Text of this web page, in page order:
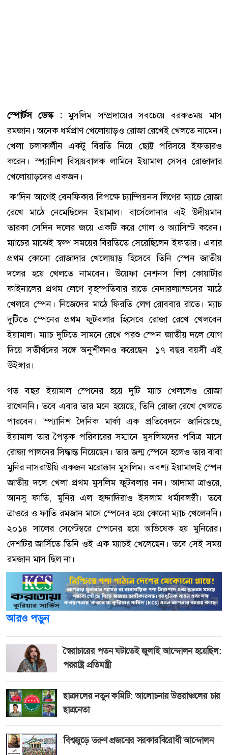
স্পোর্টস ডেস্ক :মুসলিম সম্প্রদায়ের সবচেয়ে বরকতময় মাস
রমজান। অনেক ধর্মপ্রাণ খেলোয়াড়ও রোজা রেখেই খেলতে নামেন।
খেলা চলাকালীন একটু বিরতি নিয়ে ছোট্ট পরিসরে ইফতারও
করেন। স্প্যানিশ বিস্ময়বালক লামিনে ইয়ামাল সেসব রোজাদার
খেলোয়াড়দের একজন।
ক’দিন আগেই বেনফিকার বিপক্ষে চ্যাম্পিয়নস লিগের ম্যাচে রোজা
রেখে মাঠে নেমেছিলেন ইয়ামাল। বার্সেলোনার এই উদীয়মান
তারকা সেদিন দলের জয়ে একটি করে গোল ও অ্যাসিস্ট করেন।
ম্যাচের মাঝেই স্বল্প সময়ের বিরতিতে সেরেছিলেন ইফতার। এবার
প্রথম কোনো রোজাদার খেলোয়াড় হিসেবে তিনি স্পেন জাতীয়
দলের হয়ে খেলতে নামবেন। উয়েফা নেশনস লিগ কোয়ার্টার
ফাইনালের প্রথম লেগে বৃহস্পতিবার রাতে নেদারল্যান্ডসের মাঠে
খেলবে স্পেন। নিজেদের মাঠে ফিরতি লেগ রোববার রাতে। ম্যাচ
দুটিতে স্পেনের প্রথম ফুটবলার হিসেবে রোজা রেখে খেলবেন
ইয়ামাল। ম্যাচ দুটিতে সামনে রেখে পরশু স্পেন জাতীয় দলে যোগ
দিয়ে সতীর্থদের সঙ্গে অনুশীলনও করেছেন ১৭ বছর বয়সী এই
উইঙ্গার।
গত বছর ইয়ামাল স্পেনের হয়ে দুটি ম্যাচ খেললেও রোজা
রাখেননি। তবে এবার তার মনে হয়েছে, তিনি রোজা রেখে খেলতে
পারবেন। স্প্যানিশ দৈনিক মার্কা এক প্রতিবেদনে জানিয়েছে,
ইয়ামাল তার পৈতৃক পরিবারের সম্মানে মুসলিমদের পবিত্র মাসে
রোজা পালনের সিদ্ধান্ত নিয়েছেন। তার জন্ম স্পেনে হলেও তার বাবা
মুনির নাসরাউয়ি একজন মরোক্কান মুসলিম। অবশ্য ইয়ামালই স্পেন
জাতীয় দলে খেলা প্রথম মুসলিম ফুটবলার নন। আদামা ত্রাওরে,
আনসু ফাতি, মুনির এল হাদ্দাদিরাও ইসলাম ধর্মাবলম্বী। তবে
ত্রাওরে ও ফাতি রমজান মাসে স্পেনের হয়ে কোনো ম্যাচ খেলেননি।
২০১৪ সালের সেপ্টেম্বরে স্পেনের হয়ে অভিষেক হয় মুনিরের।
দেশটির জার্সিতে তিনি ওই এক ম্যাচই খেলেছেন। তবে সেই সময়
রমজান মাস ছিল না।
আরও পড়ুন
স্বৈরাচারের পতন ঘটাতেই জুলাই আন্দোলন হয়েছিল:
পররাষ্ট্র প্রতিমন্ত্রী
ছাত্রদলের নতুন কমিটি: আলোচনায় উত্তরাঞ্চলের চার
ছাত্রনেতা
বিশ্বজুড়ে তরুণ প্রজন্মের সরকারবিরোধী আন্দোলন